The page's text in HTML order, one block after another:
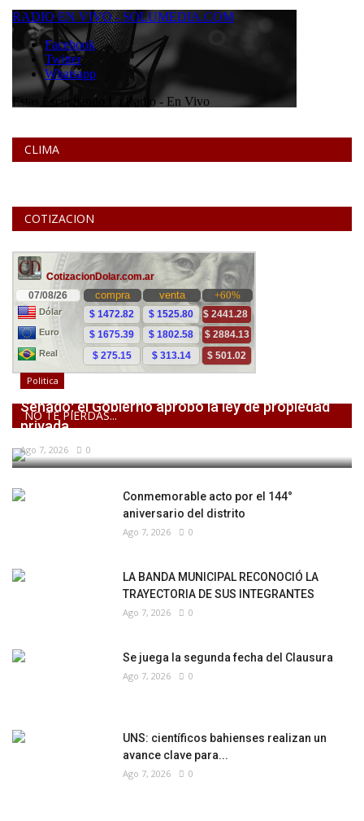
CLIMA
COTIZACION
NO TE PIERDAS...
Politica
Senado: el Gobierno aprobó la ley de propiedad
privada,...
Ago 7, 2026 0
Conmemorable acto por el 144°
aniversario del distrito
Ago 7, 2026 0
LA BANDA MUNICIPAL RECONOCIÓ LA
TRAYECTORIA DE SUS INTEGRANTES
Ago 7, 2026 0
Se juega la segunda fecha del Clausura
Ago 7, 2026 0
UNS: científicos bahienses realizan un
avance clave para...
Ago 7, 2026 0